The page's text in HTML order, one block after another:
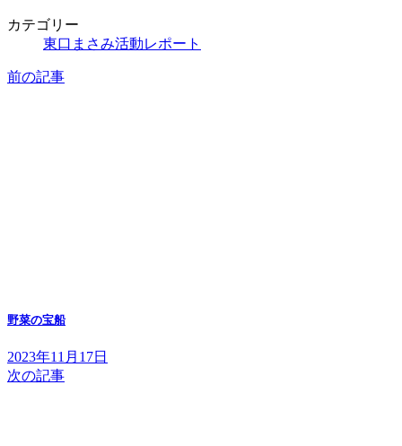
カテゴリー
東口まさみ活動レポート
前の記事
野菜の宝船
2023年11月17日
次の記事